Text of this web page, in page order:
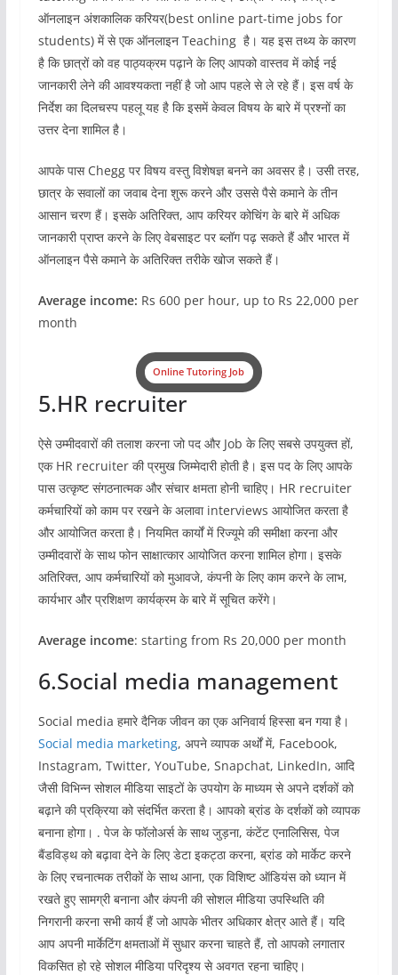
ऑनलाइन अंशकालिक करियर(best online part-time jobs for
students) में से एक ऑनलाइन Teaching है। यह इस तथ्य के कारण
है कि छात्रों को वह पाठ्यक्रम पढ़ाने के लिए आपको वास्तव में कोई नई
जानकारी लेने की आवश्यकता नहीं है जो आप पहले से ले रहे हैं। इस वर्ष के
निर्देश का दिलचस्प पहलू यह है कि इसमें केवल विषय के बारे में प्रश्नों का
उत्तर देना शामिल है।
आपके पास Chegg पर विषय वस्तु विशेषज्ञ बनने का अवसर है। उसी तरह,
छात्र के सवालों का जवाब देना शुरू करने और उससे पैसे कमाने के तीन
आसान चरण हैं। इसके अतिरिक्त, आप करियर कोचिंग के बारे में अधिक
जानकारी प्राप्त करने के लिए वेबसाइट पर ब्लॉग पढ़ सकते हैं और भारत में
ऑनलाइन पैसे कमाने के अतिरिक्त तरीके खोज सकते हैं।
Average income: Rs 600 per hour, up to Rs 22,000 per
month
Online Tutoring Job
5.HR recruiter
ऐसे उम्मीदवारों की तलाश करना जो पद और Job के लिए सबसे उपयुक्त हों,
एक HR recruiter की प्रमुख जिम्मेदारी होती है। इस पद के लिए आपके
पास उत्कृष्ट संगठनात्मक और संचार क्षमता होनी चाहिए। HR recruiter
कर्मचारियों को काम पर रखने के अलावा interviews आयोजित करता है
और आयोजित करता है। नियमित कार्यों में रिज्यूमे की समीक्षा करना और
उम्मीदवारों के साथ फोन साक्षात्कार आयोजित करना शामिल होगा। इसके
अतिरिक्त, आप कर्मचारियों को मुआवजे, कंपनी के लिए काम करने के लाभ,
कार्यभार और प्रशिक्षण कार्यक्रम के बारे में सूचित करेंगे।
Average income: starting from Rs 20,000 per month
6.Social media management
Social media हमारे दैनिक जीवन का एक अनिवार्य हिस्सा बन गया है।
Social media marketing, अपने व्यापक अर्थों में, Facebook,
Instagram, Twitter, YouTube, Snapchat, LinkedIn, आदि
जैसी विभिन्न सोशल मीडिया साइटों के उपयोग के माध्यम से अपने दर्शकों को
बढ़ाने की प्रक्रिया को संदर्भित करता है। आपको ब्रांड के दर्शकों को व्यापक
बनाना होगा। . पेज के फॉलोअर्स के साथ जुड़ना, कंटेंट एनालिसिस, पेज
बैंडविड्थ को बढ़ावा देने के लिए डेटा इकट्ठा करना, ब्रांड को मार्केट करने
के लिए रचनात्मक तरीकों के साथ आना, एक विशिष्ट ऑडियंस को ध्यान में
रखते हुए सामग्री बनाना और कंपनी की सोशल मीडिया उपस्थिति की
निगरानी करना सभी कार्य हैं जो आपके भीतर अधिकार क्षेत्र आते हैं। यदि
आप अपनी मार्केटिंग क्षमताओं में सुधार करना चाहते हैं, तो आपको लगातार
विकसित हो रहे सोशल मीडिया परिदृश्य से अवगत रहना चाहिए।